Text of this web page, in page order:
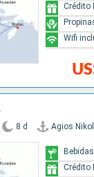
Crédito
Wifi
8 d Agios
Crédito